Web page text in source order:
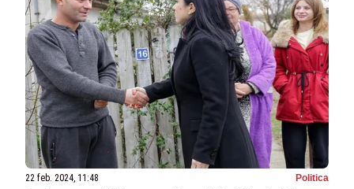
22 feb. 2024, 11:48 Politica